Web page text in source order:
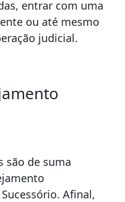
entrar com uma
ou até mesmo
judicial.
são de suma
Afinal,